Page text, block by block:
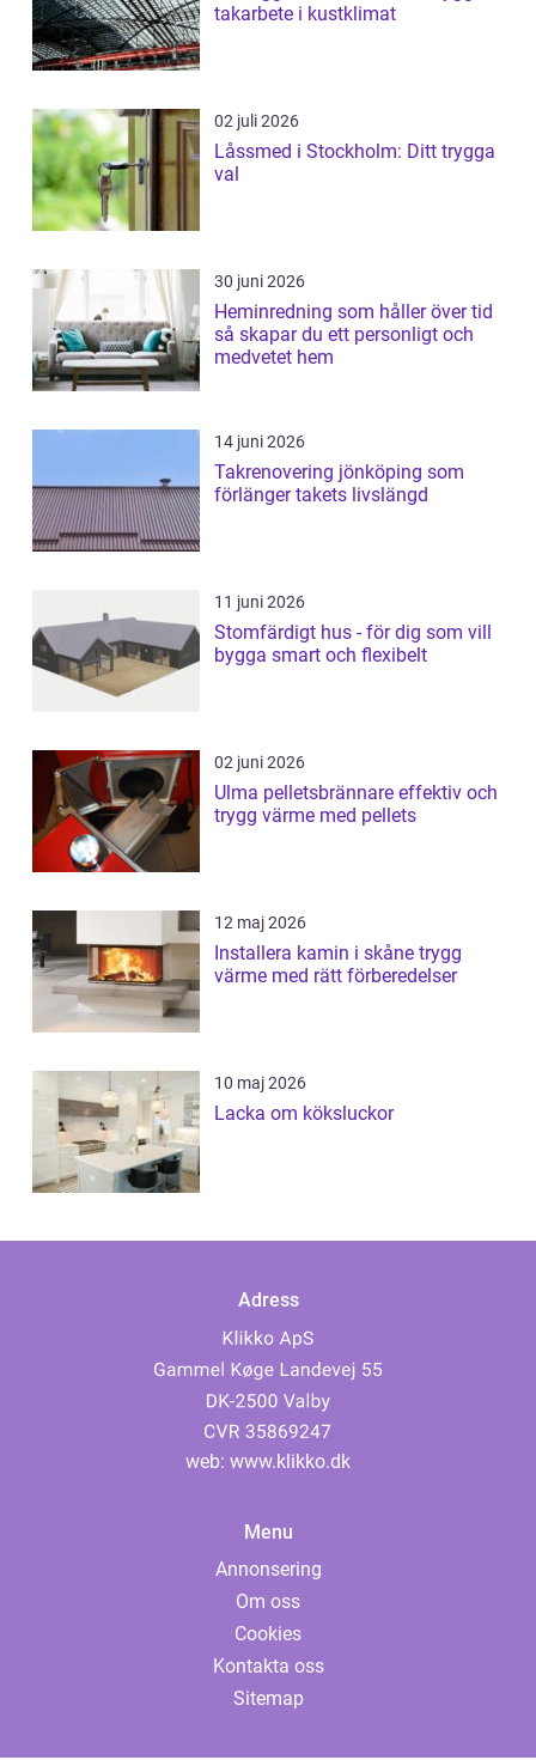
takarbete i kustklimat
02 juli 2026
Låssmed i Stockholm: Ditt trygga
val
30 juni 2026
Heminredning som håller över tid
så skapar du ett personligt och
medvetet hem
14 juni 2026
Takrenovering jönköping som
förlänger takets livslängd
11 juni 2026
Stomfärdigt hus - för dig som vill
bygga smart och flexibelt
02 juni 2026
Ulma pelletsbrännare effektiv och
trygg värme med pellets
12 maj 2026
Installera kamin i skåne trygg
värme med rätt förberedelser
10 maj 2026
Lacka om köksluckor
Adress
web: www.klikko.dk
Menu
Annonsering
Om oss
Cookies
Kontakta oss
Sitemap